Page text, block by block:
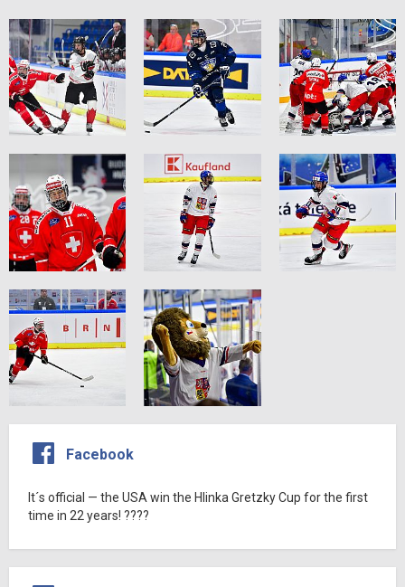
Facebook
It´s official — the USA win the Hlinka Gretzky Cup for the first
time in 22 years! ????